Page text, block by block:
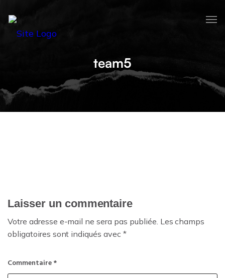
team5
Laisser un commentaire
Votre adresse e-mail ne sera pas publiée. Les champs
obligatoires sont indiqués avec *
Commentaire*